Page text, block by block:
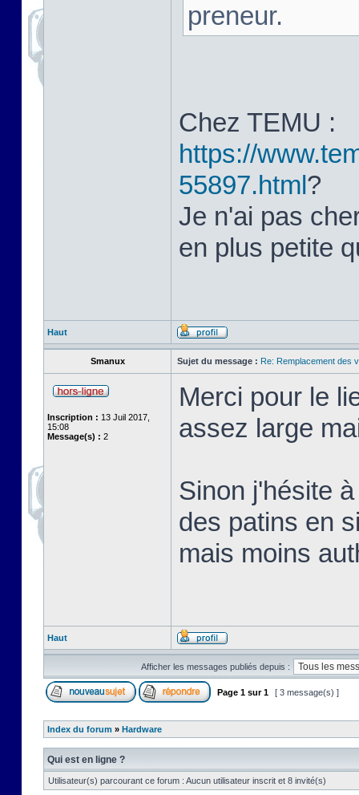
preneur.
Chez TEMU :
https://
55897.html?
Je n'ai pas
en plus petite
Haut
Smanux Sujet du message : Re: Remplacement des
Inscription : 13 Juil 2017,
15:08
Message(s) : 2
Merci pour le
assez large
Sinon j'hésite
des patins en
mais moins
Haut
Afficher les messages publiés depuis :
Page 1 sur1 [ 3 message(s) ]
Index du forum » Hardware
Qui est en ligne ?
Utilisateur(s) parcourant ce forum : Aucun utilisateur inscrit et 8 invité(s)